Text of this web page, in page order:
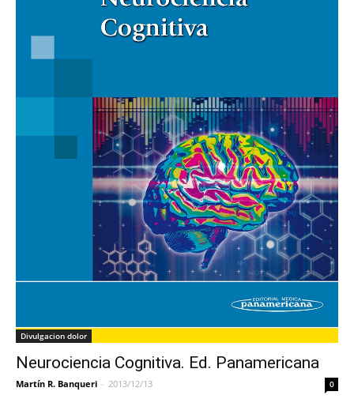
Divulgacion dolor
Neurociencia Cognitiva. Ed. Panamericana
Martín R. Banqueri - 2013/12/13 0